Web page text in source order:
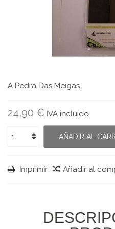
A Pedra Das Meigas.
24,90 € IVA incluído
AÑADIR AL
Imprimir Añadir al